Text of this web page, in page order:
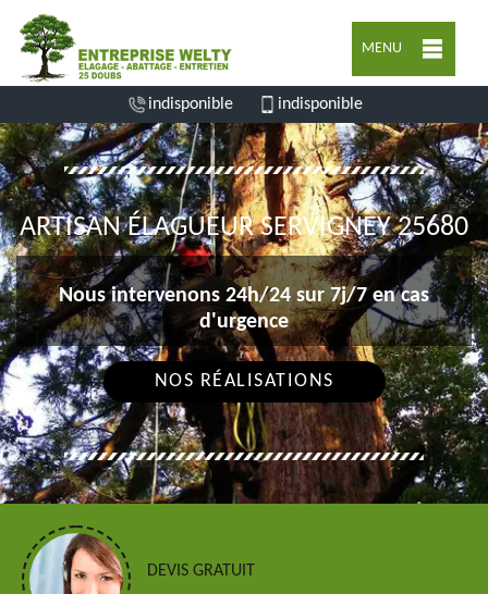
MENU
indisponible indisponible
ARTISAN ÉLAGUEUR SERVIGNEY 25680
Nous intervenons 24h/24 sur 7j/7 en cas
d'urgence
NOS RÉALISATIONS
DEVIS GRATUIT